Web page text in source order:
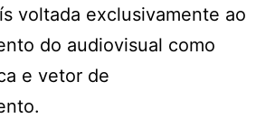
voltada exclusivamente ao
do audiovisual como
e vetor de